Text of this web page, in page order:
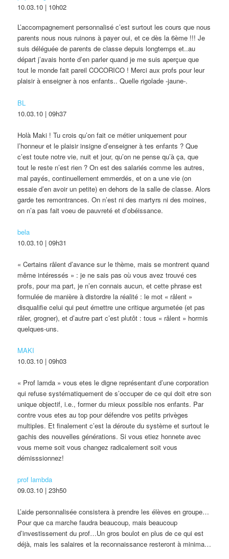
10.03.10 | 10h02
L’accompagnement personnalisé c’est surtout les cours que nous
parents nous nous ruinons à payer oui, et ce dès la 6ème !!! Je
suis déléguée de parents de classe depuis longtemps et..au
départ j’avais honte d’en parler quand je me suis aperçue que
tout le monde fait pareil COCORICO ! Merci aux profs pour leur
plaisir à enseigner à nos enfants.. Quelle rigolade -jaune-.
BL
10.03.10 | 09h37
Holà Maki ! Tu crois qu’on fait ce métier uniquement pour
l’honneur et le plaisir insigne d’enseigner à tes enfants ? Que
c’est toute notre vie, nuit et jour, qu’on ne pense qu’à ça, que
tout le reste n’est rien ? On est des salariés comme les autres,
mal payés, continuellement emmerdés, et on a une vie (on
essaie d’en avoir un petite) en dehors de la salle de classe. Alors
garde tes remontrances. On n’est ni des martyrs ni des moines,
on n’a pas fait voeu de pauvreté et d’obéissance.
bela
10.03.10 | 09h31
« Certains râlent d’avance sur le thème, mais se montrent quand
même intéressés » : je ne sais pas où vous avez trouvé ces
profs, pour ma part, je n’en connais aucun, et cette phrase est
formulée de manière à distordre la réalité : le mot « râlent »
disqualifie celui qui peut émettre une critique argumetée (et pas
râler, grogner), et d’autre part c’est plutôt : tous « râlent » hormis
quelques-uns.
MAKI
10.03.10 | 09h03
« Prof lamda » vous etes le digne représentant d’une corporation
qui refuse systématiquement de s’occuper de ce qui doit etre son
unique objectif, i.e., former du mieux possible nos enfants. Par
contre vous etes au top pour défendre vos petits privèges
multiples. Et finalement c’est la déroute du système et surtout le
gachis des nouvelles générations. Si vous etiez honnete avec
vous meme soit vous changez radicalement soit vous
démisssionnez!
prof lambda
09.03.10 | 23h50
L’aide personnalisée consistera à prendre les élèves en groupe…
Pour que ca marche faudra beaucoup, mais beaucoup
d’investissement du prof…Un gros boulot en plus de ce qui est
déjà, mais les salaires et la reconnaissance resteront à minima…